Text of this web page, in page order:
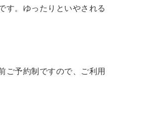
す。ゆったりといやされる
ご予約制ですので、ご利用